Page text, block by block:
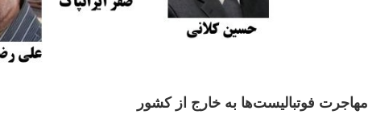
مهاجرت فوتبالیست‌ها به خارج از کشور